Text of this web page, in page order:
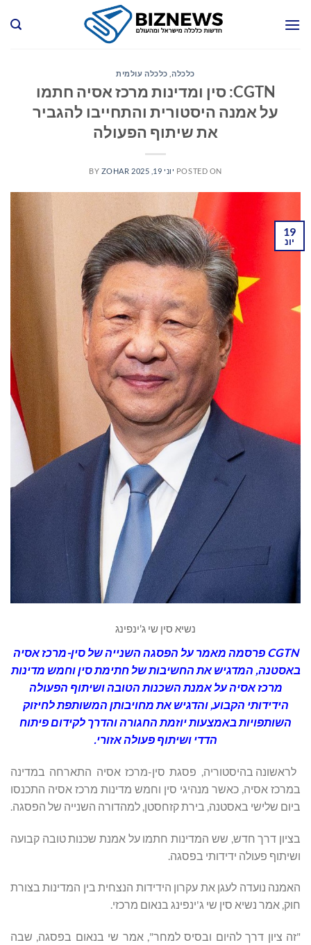
כלכלה, כלכלה עולמית
CGTN: סין ומדינות מרכז אסיה חתמו
על אמנה היסטורית והתחייבו להגביר
את שיתוף הפעולה
POSTED ON יוני 19, 2025 BY ZOHAR
19
יונ
נשיא סין שי ג'ינפינג
CGTN פרסמה מאמר על הפסגה השנייה של סין-מרכז אסיה
באסטנה, המדגיש את החשיבות של חתימת סין וחמש מדינות
מרכז אסיה על אמנת השכנות הטובה ושיתוף הפעולה
הידידותי הקבוע, והדגיש את מחויבותן המשותפת לחיזוק
השותפויות באמצעות יוזמת החגורה והדרך לקידום פיתוח
הדדי ושיתוף פעולה אזורי.
לראשונה בהיסטוריה, פסגת סין-מרכז אסיה התארחה במדינה
במרכז אסיה, כאשר מנהיגי סין וחמש מדינות מרכז אסיה התכנסו
ביום שלישי באסטנה, בירת קזחסטן, למהדורה השנייה של הפסגה.
בציון דרך חדש, שש המדינות חתמו על אמנת שכנות טובה קבועה
ושיתוף פעולה ידידותי בפסגה.
האמנה נועדה לעגן את עקרון הידידות הנצחית בין המדינות בצורת
חוק, אמר נשיא סין שי ג'ינפינג בנאום מרכזי.
"זה ציון דרך להיום ובסיס למחר", אמר שי בנאום בפסגה, שבה